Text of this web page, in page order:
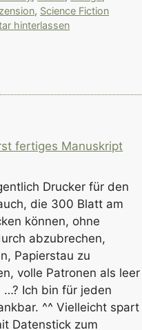
, Science Fiction
hinterlassen
Drucker für den
die 300 Blatt am
können, ohne
abzubrechen,
Papierstau zu
volle Patronen als leer
…? Ich bin für jeden
^^ Vielleicht spart
Datenstick zum